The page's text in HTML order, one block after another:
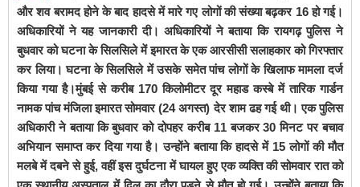
और शव बरामद होने के बाद हादसे में मारे गए लोगों की संख्या बढ़कर 16 हो गई।
अधिकारियों ने यह जानकारी दी। अधिकारियों ने बताया कि रायगढ़ पुलिस ने
बुधवार को घटना के सिलसिले में इमारत के एक आरसीसी सलाहकार को गिरफ्तार
कर लिया। घटना के सिलसिले में उसके समेत पांच लोगों के खिलाफ मामला दर्ज
किया गया है।मुंबई से करीब 170 किलोमीटर दूर महाड कस्बे में तारिक गार्डन
नामक पांच मंजिला इमारत सोमवार (24 अगस्त) देर शाम ढह गई थी। एक पुलिस
अधिकारी ने बताया कि बुधवार को दोपहर करीब 11 बजकर 30 मिनट पर बचाव
अभियान समाप्त कर दिया गया है। उन्होंने बताया कि हादसे में 15 लोगों की मौत
मलबे में दबने से हुई, वहीं इस दुर्घटना में घायल हुए एक व्यक्ति की सोमवार रात को